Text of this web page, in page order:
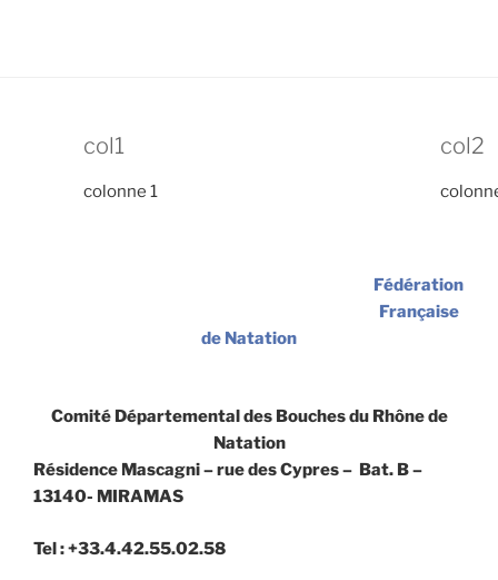
col1
colonne 1
col2
Fédération
Française
de Natation
Comité Départemental des Bouches du Rhône de
Natation
Résidence Mascagni – rue des Cypres – Bat. B –
13140- MIRAMAS
Tel : +33.4.42.55.02.58